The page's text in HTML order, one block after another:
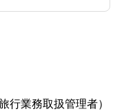
行業務取扱管理者）